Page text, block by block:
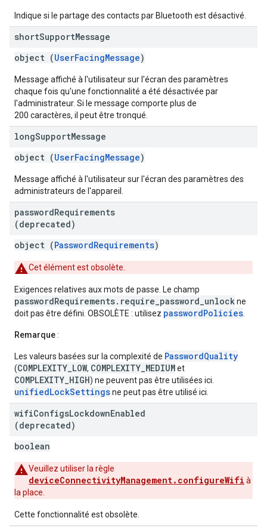
Indique si le partage des contacts par Bluetooth est désactivé.
shortSupportMessage
object (UserFacingMessage)
Message affiché à l'utilisateur sur l'écran des paramètres
chaque fois qu'une fonctionnalité a été désactivée par
l'administrateur. Si le message comporte plus de
200 caractères, il peut être tronqué.
longSupportMessage
object (UserFacingMessage)
Message affiché à l'utilisateur sur l'écran des paramètres des
administrateurs de l'appareil.
passwordRequirements
(deprecated)
object (PasswordRequirements)
Cet élément est obsolète.
Exigences relatives aux mots de passe. Le champ
passwordRequirements.require_password_unlockne
doit pas être défini. OBSOLÈTE : utilisez passwordPolicies
Remarque:
Les valeurs basées sur la complexité de PasswordQuality
(COMPLEXITY_LOW, COMPLEXITY_MEDIUMet
COMPLEXITY_HIGH) ne peuvent pas être utilisées ici.
unifiedLockSettingsne peut pas être utilisé ici.
wifiConfigsLockdownEnabled
(deprecated)
boolean
Veuillez utiliser la règle
deviceConnectivityManagement.configureWifi à
la place.
Cette fonctionnalité est obsolète.